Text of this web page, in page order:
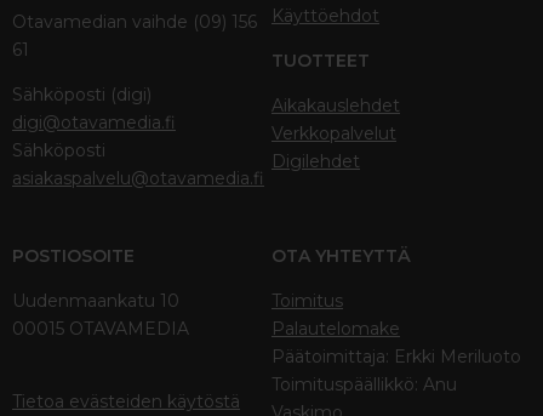
Otavamedian vaihde (09) 156
61
Sähköposti (digi)
digi@otavamedia.fi
Sähköposti
asiakaspalvelu@otavamedia.fi
Käyttöehdot
TUOTTEET
Aikakauslehdet
Verkkopalvelut
Digilehdet
POSTIOSOITE
Uudenmaankatu 10
00015 OTAVAMEDIA
Tietoa evästeiden käytöstä
OTA YHTEYTTÄ
Toimitus
Palautelomake
Päätoimittaja: Erkki Meriluoto
Toimituspäällikkö: Anu